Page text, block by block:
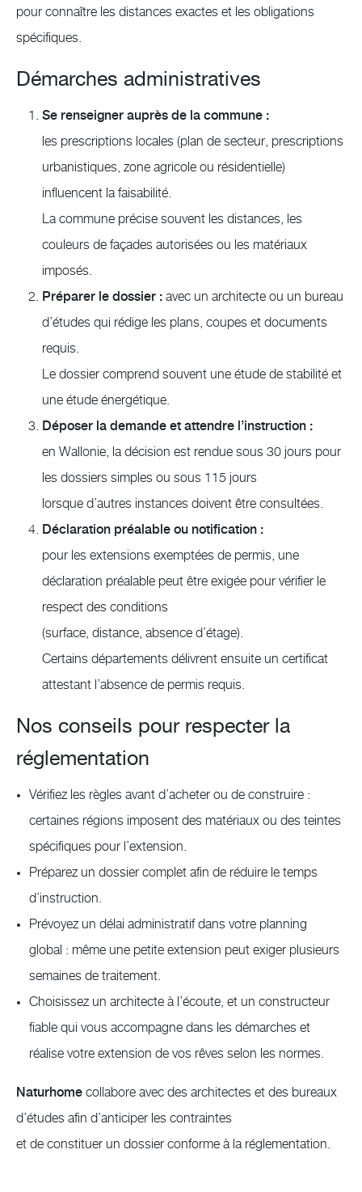
pour connaître les distances exactes et les obligations
spécifiques.
Démarches administratives
Se renseigner auprès de la commune :
les prescriptions locales (plan de secteur, prescriptions
urbanistiques, zone agricole ou résidentielle)
influencent la faisabilité.
La commune précise souvent les distances, les
couleurs de façades autorisées ou les matériaux
imposés.
Préparer le dossier : avec un architecte ou un bureau
d’études qui rédige les plans, coupes et documents
requis.
Le dossier comprend souvent une étude de stabilité et
une étude énergétique.
Déposer la demande et attendre l’instruction :
en Wallonie, la décision est rendue sous 30 jours pour
les dossiers simples ou sous 115 jours
lorsque d’autres instances doivent être consultées.
Déclaration préalable ou notification :
pour les extensions exemptées de permis, une
déclaration préalable peut être exigée pour vérifier le
respect des conditions
(surface, distance, absence d’étage).
Certains départements délivrent ensuite un certificat
attestant l’absence de permis requis.
Nos conseils pour respecter la
réglementation
Vérifiez les règles avant d’acheter ou de construire :
certaines régions imposent des matériaux ou des teintes
spécifiques pour l’extension.
Préparez un dossier complet afin de réduire le temps
d’instruction.
Prévoyez un délai administratif dans votre planning
global : même une petite extension peut exiger plusieurs
semaines de traitement.
Choisissez un architecte à l’écoute, et un constructeur
fiable qui vous accompagne dans les démarches et
réalise votre extension de vos rêves selon les normes.
Naturhome collabore avec des architectes et des bureaux
d’études afin d’anticiper les contraintes
et de constituer un dossier conforme à la réglementation.